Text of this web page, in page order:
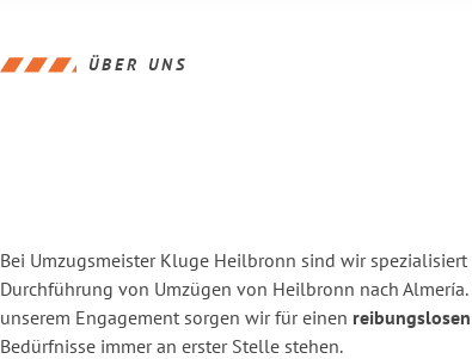
ÜBER UNS
Bei Umzugsmeister Kluge Heilbronn sind wir
Durchführung von Umzügen von Heilbronn nach
unserem Engagement sorgen wir für einen
Bedürfnisse immer an erster Stelle stehen.